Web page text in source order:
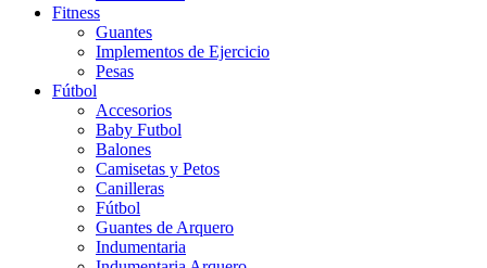
Fitness
Guantes
Implementos de Ejercicio
Pesas
Fútbol
Accesorios
Baby Futbol
Balones
Camisetas y Petos
Canilleras
Fútbol
Guantes de Arquero
Indumentaria